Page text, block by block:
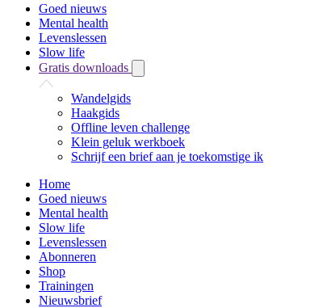
Goed nieuws
Mental health
Levenslessen
Slow life
Gratis downloads
Wandelgids
Haakgids
Offline leven challenge
Klein geluk werkboek
Schrijf een brief aan je toekomstige ik
Home
Goed nieuws
Mental health
Slow life
Levenslessen
Abonneren
Shop
Trainingen
Nieuwsbrief